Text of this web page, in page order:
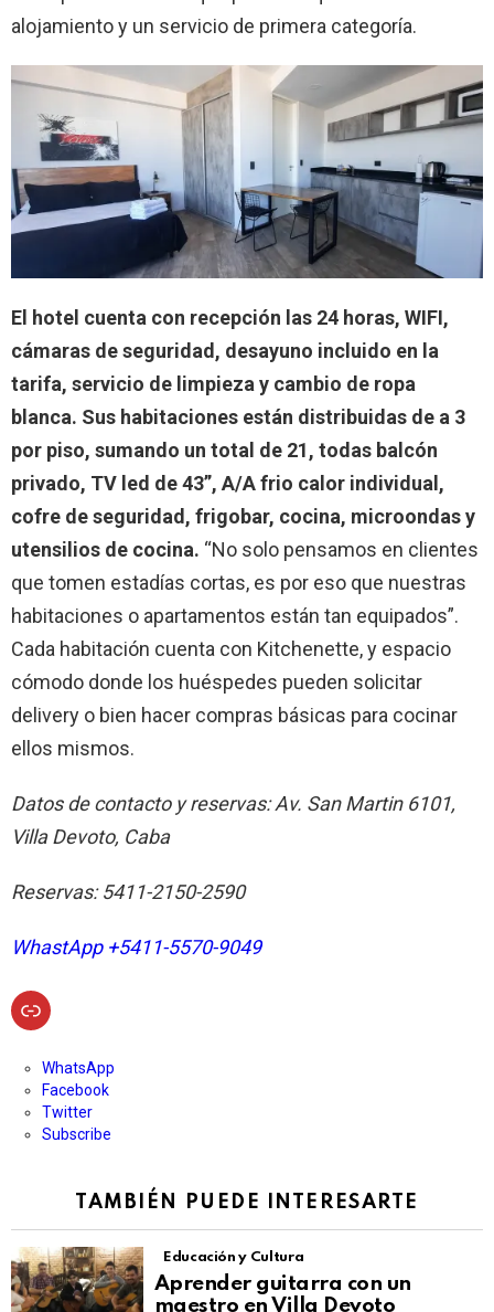
alojamiento y un servicio de primera categoría.
El hotel cuenta con recepción las 24 horas, WIFI,
cámaras de seguridad, desayuno incluido en la
tarifa, servicio de limpieza y cambio de ropa
blanca. Sus habitaciones están distribuidas de a 3
por piso, sumando un total de 21, todas balcón
privado, TV led de 43”, A/A frio calor individual,
cofre de seguridad, frigobar, cocina, microondas y
utensilios de cocina. “No solo pensamos en clientes
que tomen estadías cortas, es por eso que nuestras
habitaciones o apartamentos están tan equipados”.
Cada habitación cuenta con Kitchenette, y espacio
cómodo donde los huéspedes pueden solicitar
delivery o bien hacer compras básicas para cocinar
ellos mismos.
Datos de contacto y reservas: Av. San Martin 6101,
Villa Devoto, Caba
Reservas: 5411-2150-2590
WhastApp +5411-5570-9049
Enlace
WhatsApp
Facebook
Twitter
Subscribe
TAMBIÉN PUEDE INTERESARTE
Educación y Cultura
Aprender guitarra con un
maestro en Villa Devoto